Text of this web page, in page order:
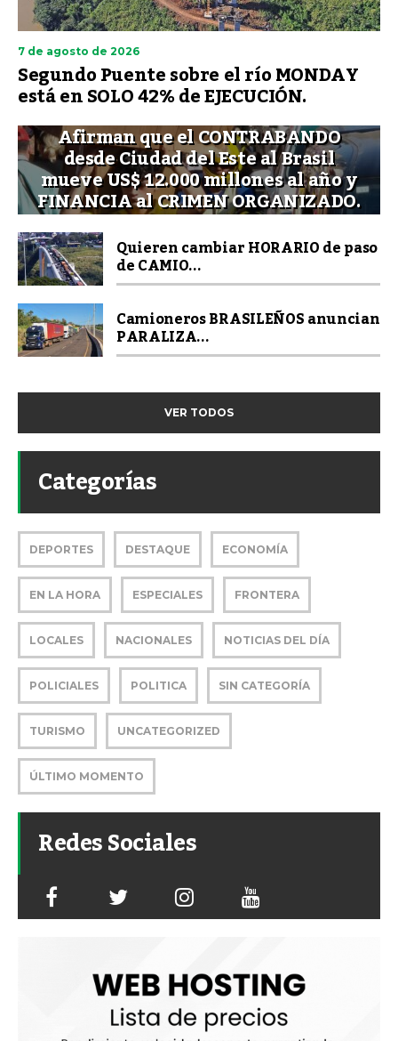
7 de agosto de 2026
Segundo Puente sobre el río MONDAY
está en SOLO 42% de EJECUCIÓN.
Afirman que el CONTRABANDO
desde Ciudad del Este al Brasil
mueve US$ 12.000 millones al año y
FINANCIA al CRIMEN ORGANIZADO.
Quieren cambiar HORARIO de paso
de CAMIO...
Camioneros BRASILEÑOS anuncian
PARALIZA...
VER TODOS
Categorías
DEPORTES DESTAQUE ECONOMÍA
EN LA HORA ESPECIALES FRONTERA
LOCALES NACIONALES NOTICIAS DEL DÍA
POLICIALES POLITICA SIN CATEGORÍA
TURISMO UNCATEGORIZED
ÚLTIMO MOMENTO
Redes Sociales